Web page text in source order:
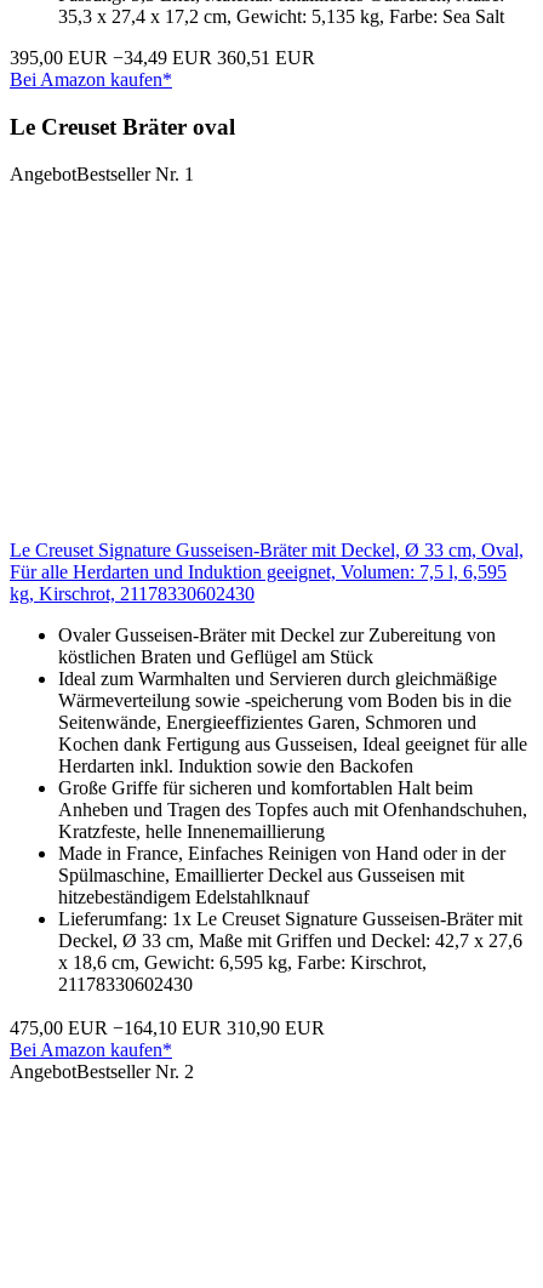
35,3 x 27,4 x 17,2 cm, Gewicht: 5,135 kg, Farbe: Sea Salt
395,00 EUR −34,49 EUR 360,51 EUR
Bei Amazon kaufen*
Le Creuset Bräter oval
AngebotBestseller Nr. 1
Le Creuset Signature Gusseisen-Bräter mit Deckel, Ø 33 cm, Oval,
Für alle Herdarten und Induktion geeignet, Volumen: 7,5 l, 6,595
kg, Kirschrot, 21178330602430
Ovaler Gusseisen-Bräter mit Deckel zur Zubereitung von
köstlichen Braten und Geflügel am Stück
Ideal zum Warmhalten und Servieren durch gleichmäßige
Wärmeverteilung sowie -speicherung vom Boden bis in die
Seitenwände, Energieeffizientes Garen, Schmoren und
Kochen dank Fertigung aus Gusseisen, Ideal geeignet für alle
Herdarten inkl. Induktion sowie den Backofen
Große Griffe für sicheren und komfortablen Halt beim
Anheben und Tragen des Topfes auch mit Ofenhandschuhen,
Kratzfeste, helle Innenemaillierung
Made in France, Einfaches Reinigen von Hand oder in der
Spülmaschine, Emaillierter Deckel aus Gusseisen mit
hitzebeständigem Edelstahlknauf
Lieferumfang: 1x Le Creuset Signature Gusseisen-Bräter mit
Deckel, Ø 33 cm, Maße mit Griffen und Deckel: 42,7 x 27,6
x 18,6 cm, Gewicht: 6,595 kg, Farbe: Kirschrot,
21178330602430
475,00 EUR −164,10 EUR 310,90 EUR
Bei Amazon kaufen*
AngebotBestseller Nr. 2